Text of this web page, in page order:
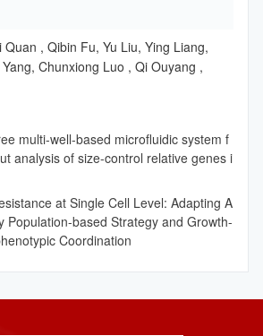
Quan , Qibin Fu, Yu Liu, Ying Liang,
Chunxiong Luo , Qi Ouyang ,
multi-well-based microfluidic system f
analysis of size-control relative genes i
at Single Cell Level: Adapting A
Population-based Strategy and Growth-
Coordination